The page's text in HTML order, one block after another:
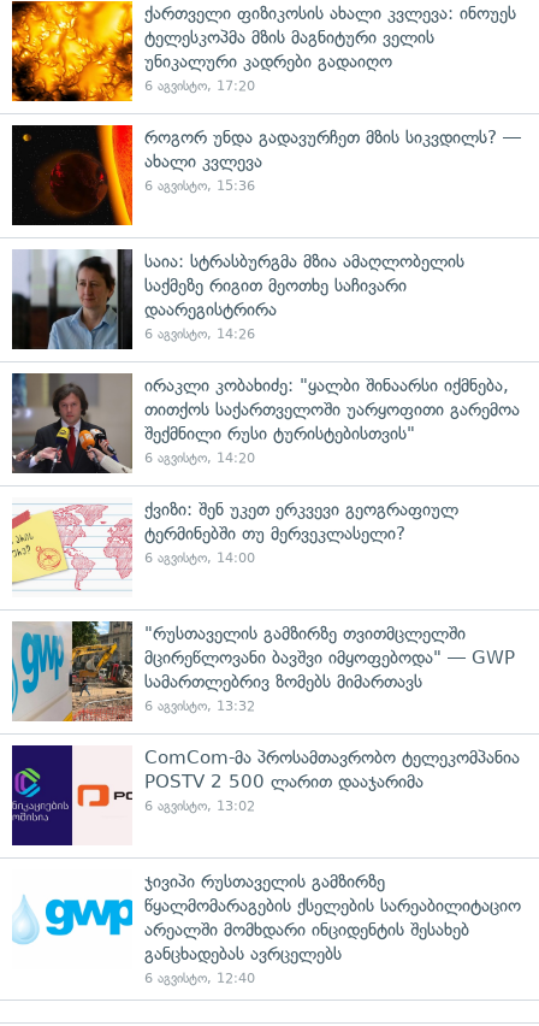
ქართველი ფიზიკოსის ახალი კვლევა: ინოუეს
ტელესკოპმა მზის მაგნიტური ველის
უნიკალური კადრები გადაიღო
6 აგვისტო, 17:20
როგორ უნდა გადავურჩეთ მზის სიკვდილს? —
ახალი კვლევა
6 აგვისტო, 15:36
საია: სტრასბურგმა მზია ამაღლობელის
საქმეზე რიგით მეოთხე საჩივარი
დაარეგისტრირა
6 აგვისტო, 14:26
ირაკლი კობახიძე: "ყალბი შინაარსი იქმნება,
თითქოს საქართველოში უარყოფითი გარემოა
შექმნილი რუსი ტურისტებისთვის"
6 აგვისტო, 14:20
ქვიზი: შენ უკეთ ერკვევი გეოგრაფიულ
ტერმინებში თუ მერვეკლასელი?
6 აგვისტო, 14:00
"რუსთაველის გამზირზე თვითმცლელში
მცირეწლოვანი ბავშვი იმყოფებოდა" — GWP
სამართლებრივ ზომებს მიმართავს
6 აგვისტო, 13:32
ComCom-მა პროსამთავრობო ტელეკომპანია
POSTV 2 500 ლარით დააჯარიმა
6 აგვისტო, 13:02
ჯივიპი რუსთაველის გამზირზე
წყალმომარაგების ქსელების სარეაბილიტაციო
არეალში მომხდარი ინციდენტის შესახებ
განცხადებას ავრცელებს
6 აგვისტო, 12:40